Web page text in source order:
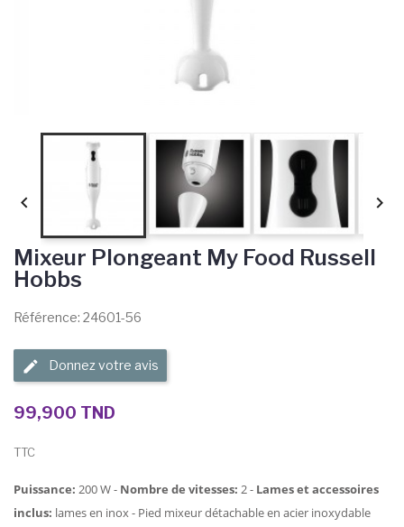
 
Mixeur Plongeant My Food Russell
Hobbs
Référence: 24601-56
Donnez votre avis
99,900 TND
TTC
Puissance: 200 W - Nombre de vitesses: 2 - Lames et accessoires
inclus: lames en inox - Pied mixeur détachable en acier inoxydable